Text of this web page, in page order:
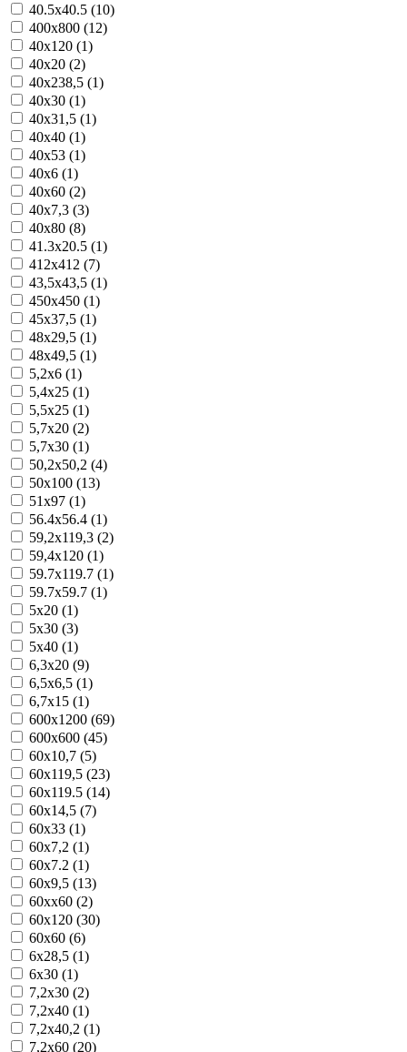
40.5x40.5 (10)
400x800 (12)
40x120 (1)
40x20 (2)
40x238,5 (1)
40x30 (1)
40x31,5 (1)
40x40 (1)
40x53 (1)
40x6 (1)
40x60 (2)
40x7,3 (3)
40x80 (8)
41.3x20.5 (1)
412x412 (7)
43,5x43,5 (1)
450x450 (1)
45x37,5 (1)
48x29,5 (1)
48x49,5 (1)
5,2x6 (1)
5,4x25 (1)
5,5x25 (1)
5,7x20 (2)
5,7x30 (1)
50,2x50,2 (4)
50x100 (13)
51x97 (1)
56.4x56.4 (1)
59,2x119,3 (2)
59,4x120 (1)
59.7x119.7 (1)
59.7x59.7 (1)
5x20 (1)
5x30 (3)
5x40 (1)
6,3x20 (9)
6,5x6,5 (1)
6,7x15 (1)
600x1200 (69)
600x600 (45)
60x10,7 (5)
60x119,5 (23)
60x119.5 (14)
60x14,5 (7)
60x33 (1)
60x7,2 (1)
60x7.2 (1)
60x9,5 (13)
60xx60 (2)
60х120 (30)
60х60 (6)
6x28,5 (1)
6x30 (1)
7,2x30 (2)
7,2x40 (1)
7,2x40,2 (1)
7,2x60 (20)